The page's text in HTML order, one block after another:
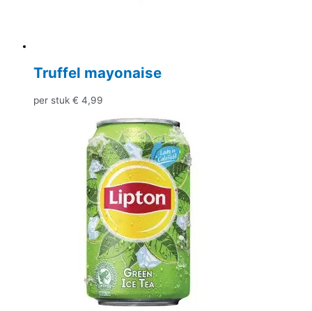
Truffel mayonaise
per stuk € 4,99